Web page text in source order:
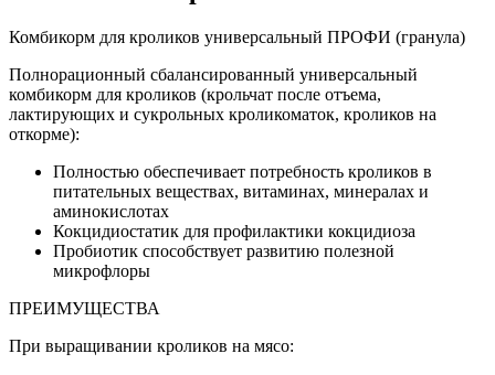
Комбикорм для кроликов универсальный ПРОФИ (гранула)
Полнорационный сбалансированный универсальный
комбикорм для кроликов (крольчат после отъема,
лактирующих и сукрольных кроликоматок, кроликов на
откорме):
Полностью обеспечивает потребность кроликов в
питательных веществах, витаминах, минералах и
аминокислотах
Кокцидиостатик для профилактики кокцидиоза
Пробиотик способствует развитию полезной
микрофлоры
ПРЕИМУЩЕСТВА
При выращивании кроликов на мясо: